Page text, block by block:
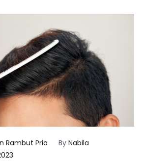
Rambut Pria By Nabila